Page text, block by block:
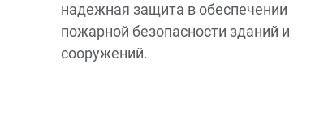
надежная защита в обеспечении
пожарной безопасности зданий и
сооружений.